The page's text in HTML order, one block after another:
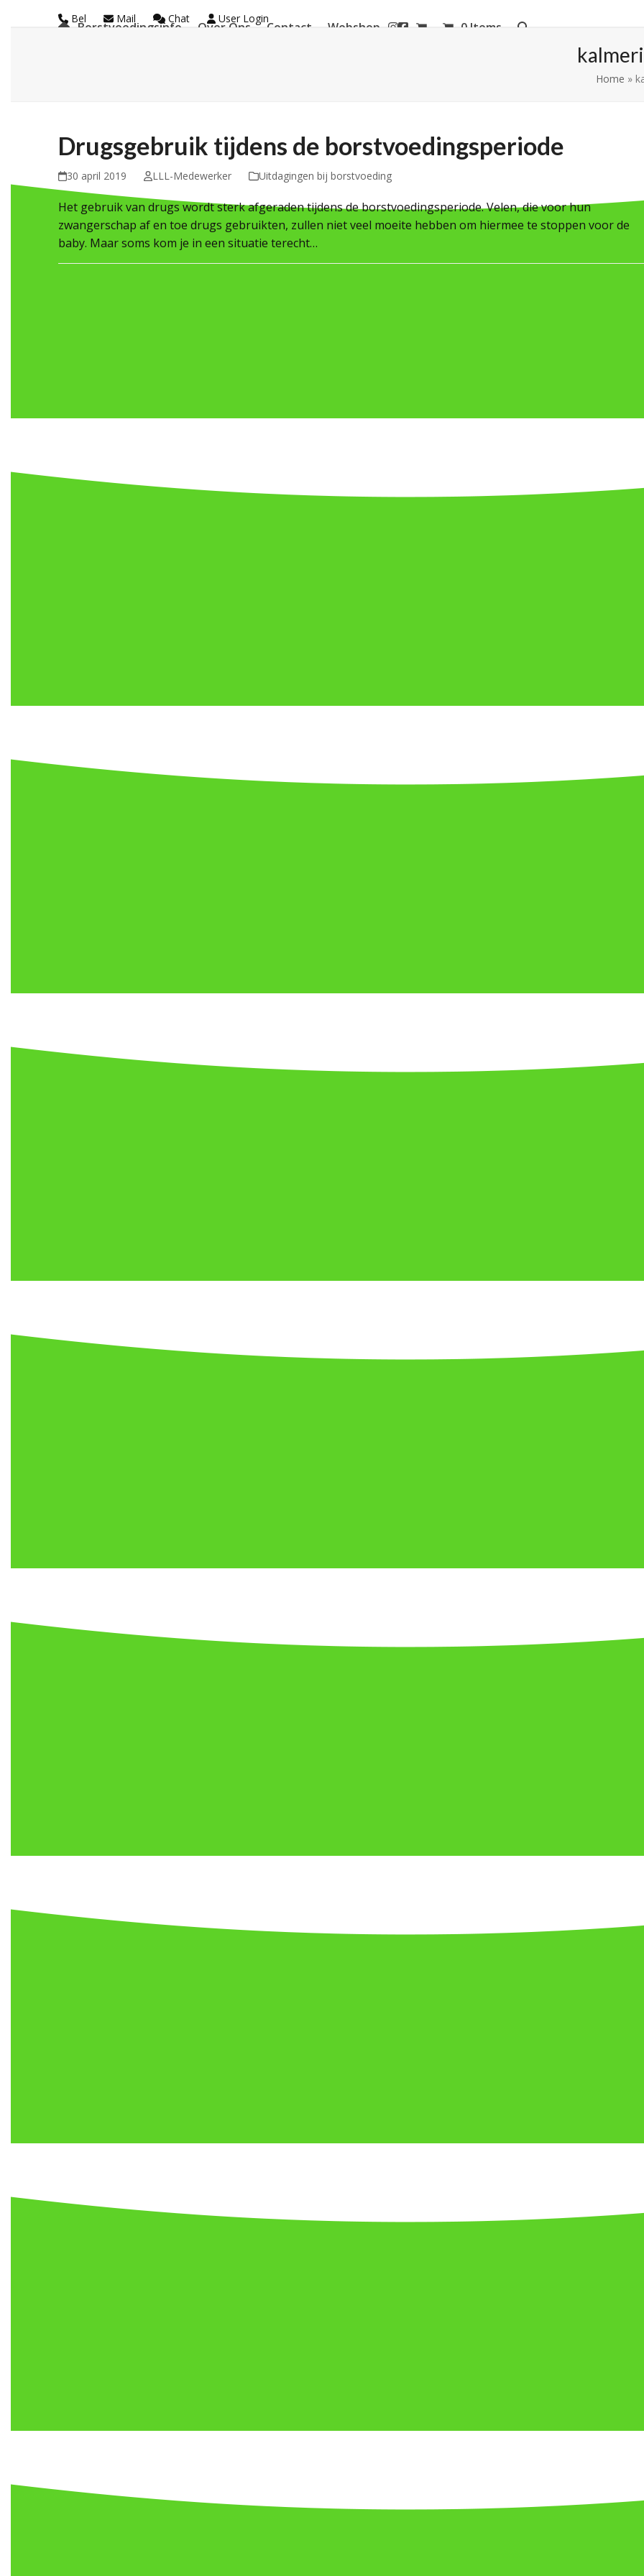
Bel Mail Chat User Login
Borstvoedingsinfo Over Ons Contact Webshop 0 Items
Home »
Drugsgebruik tijdens de borstvoedingsperiode
30 april 2019 LLL-Medewerker Uitdagingen bij borstvoeding
Het gebruik van drugs wordt sterk afgeraden tijdens de borstvoedingsperiode. Velen, die voor hun
zwangerschap af en toe drugs gebruikten, zullen niet veel moeite hebben om hiermee te stoppen voor de
baby. Maar soms kom je in een situatie terecht…